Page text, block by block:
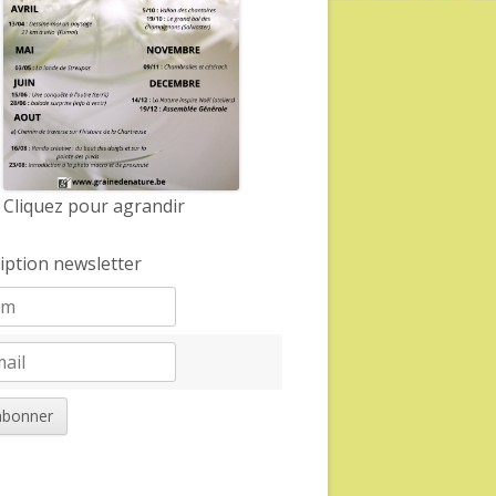
Cliquez pour agrandir
newsletter